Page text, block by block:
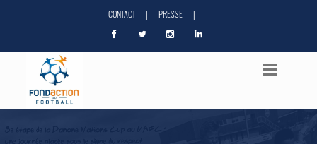
CONTACT | PRESSE |